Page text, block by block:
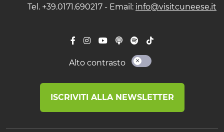
Tel. +39.0171.690217 - Email: info@visitcuneese.it
Alto contrasto
ISCRIVITI ALLA NEWSLETTER